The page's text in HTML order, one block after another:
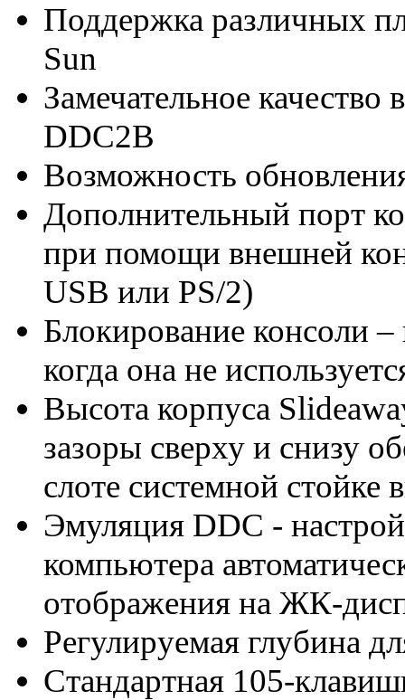
Поддержка различных
Sun
Замечательное
DDC2B
Возможность
Дополнительный порт
при помощи внешней
USB или PS/2)
Блокирование консоли
когда она не
Высота корпуса
зазоры сверху и снизу
слоте системной стойке
Эмуляция DDC -
компьютера
отображения на ЖК-
Регулируемая глубина
Стандартная 105-